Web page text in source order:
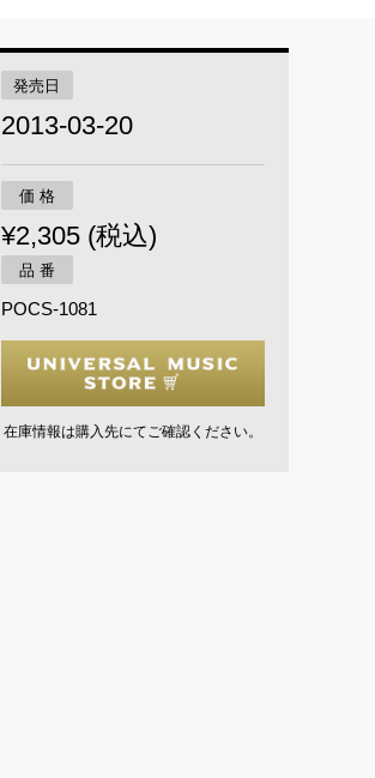
発売日
2013-03-20
価 格
¥2,305 (税込)
品 番
POCS-1081
在庫情報は購入先にてご確認ください。